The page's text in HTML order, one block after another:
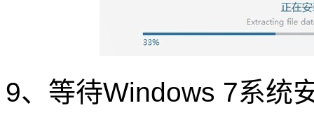
9、等待Windows 7系统